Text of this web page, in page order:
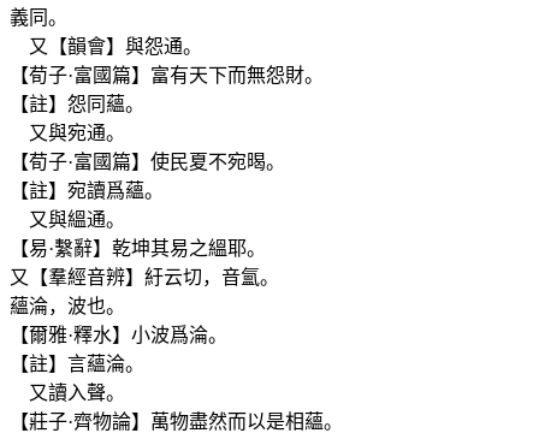
義同。
又【韻會】與怨通。
【荀子·富國篇】富有天下而無怨財。
【註】怨同蘊。
又與宛通。
【荀子·富國篇】使民夏不宛暍。
【註】宛讀爲蘊。
又與縕通。
【易·繫辭】乾坤其易之縕耶。
又【羣經音辨】紆云切，音氳。
蘊淪，波也。
【爾雅·釋水】小波爲淪。
【註】言蘊淪。
又讀入聲。
【莊子·齊物論】萬物盡然而以是相蘊。